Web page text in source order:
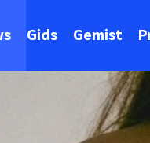
Gids Gemist